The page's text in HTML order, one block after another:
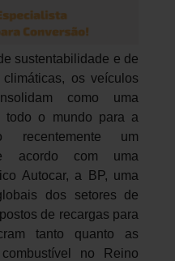
sustentabilidade e de
os veículos
como uma
todo o mundo para a
recentemente um
acordo com uma
Autocar, a BP, uma
dos setores de
de recargas para
tanto quanto as
no Reino